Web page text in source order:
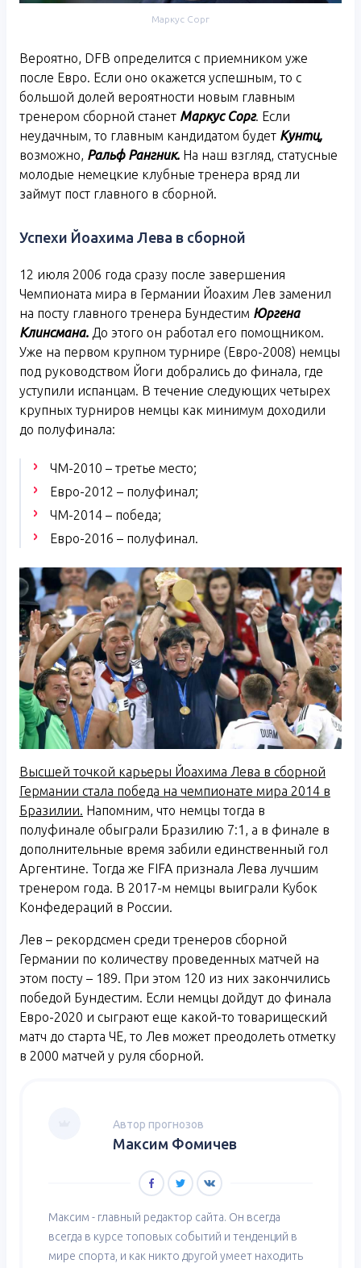
Маркус Сорг
Вероятно, DFB определится с приемником уже
после Евро. Если оно окажется успешным, то с
большой долей вероятности новым главным
тренером сборной станет Маркус Сорг. Если
неудачным, то главным кандидатом будет Кунтц,
возможно, Ральф Рангник. На наш взгляд, статусные
молодые немецкие клубные тренера вряд ли
займут пост главного в сборной.
Успехи Йоахима Лева в сборной
12 июля 2006 года сразу после завершения
Чемпионата мира в Германии Йоахим Лев заменил
на посту главного тренера Бундестим Юргена
Клинсмана. До этого он работал его помощником.
Уже на первом крупном турнире (Евро-2008) немцы
под руководством Йоги добрались до финала, где
уступили испанцам. В течение следующих четырех
крупных турниров немцы как минимум доходили
до полуфинала:
ЧМ-2010 – третье место;
Евро-2012 – полуфинал;
ЧМ-2014 – победа;
Евро-2016 – полуфинал.
Высшей точкой карьеры Йоахима Лева в сборной
Германии стала победа на чемпионате мира 2014 в
Бразилии. Напомним, что немцы тогда в
полуфинале обыграли Бразилию 7:1, а в финале в
дополнительные время забили единственный гол
Аргентине. Тогда же FIFA признала Лева лучшим
тренером года. В 2017-м немцы выиграли Кубок
Конфедераций в России.
Лев – рекордсмен среди тренеров сборной
Германии по количеству проведенных матчей на
этом посту – 189. При этом 120 из них закончились
победой Бундестим. Если немцы дойдут до финала
Евро-2020 и сыграют еще какой-то товарищеский
матч до старта ЧЕ, то Лев может преодолеть отметку
в 2000 матчей у руля сборной.
Автор прогнозов
Максим Фомичев
Максим - главный редактор сайта. Он всегда
всегда в курсе топовых событий и тенденций в
мире спорта, и как никто другой умеет находить